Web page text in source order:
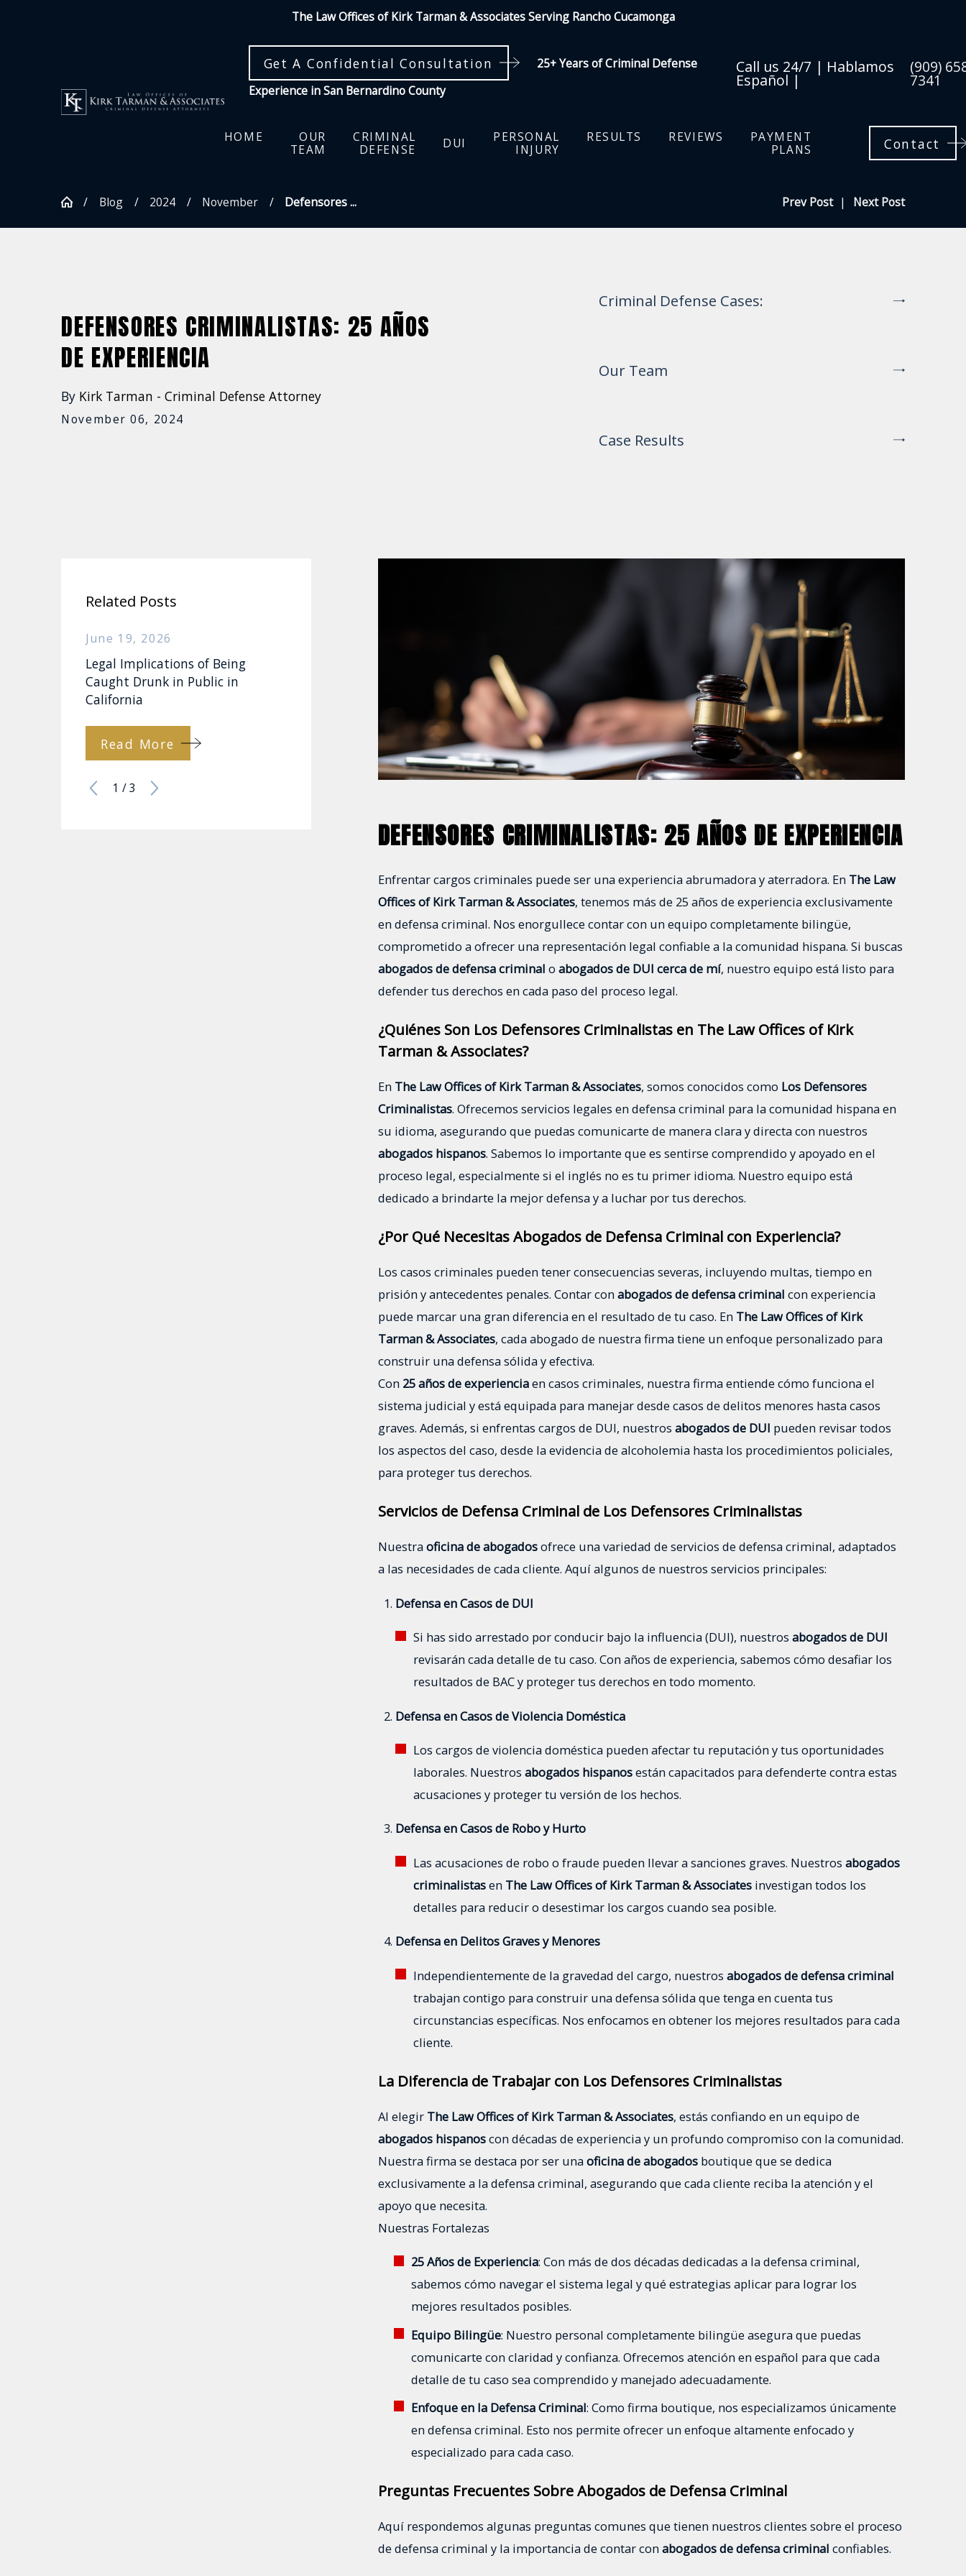
The Law Offices of Kirk Tarman & Associates Serving Rancho Cucamonga
Get A Confidential Consultation
25+ Years of Criminal Defense
Experience in San Bernardino County
Call us 24/7 | Hablamos
Español |
(909)
7341
HOME
OUR
TEAM
CRIMINAL
DEFENSE
DUI
PERSONAL
INJURY
RESULTS REVIEWS
PAYMENT
PLANS
Contact
Blog 2024 November Defensores ... Prev Post | Next Post
DEFENSORES CRIMINALISTAS: 25 AÑOS
DE EXPERIENCIA
By Kirk Tarman - Criminal Defense Attorney
November 06, 2024
Criminal Defense Cases:
Our Team
Case Results
DEFENSORES CRIMINALISTAS: 25 AÑOS DE EXPERIENCIA
Enfrentar cargos criminales puede ser una experiencia abrumadora y aterradora. En The Law
Offices of Kirk Tarman & Associates, tenemos más de 25 años de experiencia exclusivamente
en defensa criminal. Nos enorgullece contar con un equipo completamente bilingüe,
comprometido a ofrecer una representación legal confiable a la comunidad hispana. Si buscas
abogados de defensa criminal o abogados de DUI cerca de mí, nuestro equipo está listo para
defender tus derechos en cada paso del proceso legal.
¿Quiénes Son Los Defensores Criminalistas en The Law Offices of Kirk
Tarman & Associates?
En The Law Offices of Kirk Tarman & Associates, somos conocidos como Los Defensores
Criminalistas. Ofrecemos servicios legales en defensa criminal para la comunidad hispana en
su idioma, asegurando que puedas comunicarte de manera clara y directa con nuestros
abogados hispanos. Sabemos lo importante que es sentirse comprendido y apoyado en el
proceso legal, especialmente si el inglés no es tu primer idioma. Nuestro equipo está
dedicado a brindarte la mejor defensa y a luchar por tus derechos.
¿Por Qué Necesitas Abogados de Defensa Criminal con Experiencia?
Los casos criminales pueden tener consecuencias severas, incluyendo multas, tiempo en
prisión y antecedentes penales. Contar con abogados de defensa criminal con experiencia
puede marcar una gran diferencia en el resultado de tu caso. En The Law Offices of Kirk
Tarman & Associates, cada abogado de nuestra firma tiene un enfoque personalizado para
construir una defensa sólida y efectiva.
Con 25 años de experienciaen casos criminales, nuestra firma entiende cómo funciona el
sistema judicial y está equipada para manejar desde casos de delitos menores hasta casos
graves. Además, si enfrentas cargos de DUI, nuestros abogados de DUI pueden revisar todos
los aspectos del caso, desde la evidencia de alcoholemia hasta los procedimientos policiales,
para proteger tus derechos.
Servicios de Defensa Criminal de Los Defensores Criminalistas
Nuestra oficina de abogadosofrece una variedad de servicios de defensa criminal, adaptados
a las necesidades de cada cliente. Aquí algunos de nuestros servicios principales:
Defensa en Casos de DUI
Si has sido arrestado por conducir bajo la influencia (DUI), nuestrosabogados de DUI
revisarán cada detalle de tu caso. Con años de experiencia, sabemos cómo desafiar los
resultados de BAC y proteger tus derechos en todo momento.
Defensa en Casos de Violencia Doméstica
Los cargos de violencia doméstica pueden afectar tu reputación y tus oportunidades
laborales. Nuestrosabogados hispanosestán capacitados para defenderte contra estas
acusaciones y proteger tu versión de los hechos.
Defensa en Casos de Robo y Hurto
Las acusaciones de robo o fraude pueden llevar a sanciones graves. Nuestrosabogados
criminalistasen The Law Offices of Kirk Tarman & Associates investigan todos los
detalles para reducir o desestimar los cargos cuando sea posible.
Defensa en Delitos Graves y Menores
Independientemente de la gravedad del cargo, nuestrosabogados de defensa criminal
trabajan contigo para construir una defensa sólida que tenga en cuenta tus
circunstancias específicas. Nos enfocamos en obtener los mejores resultados para cada
cliente.
La Diferencia de Trabajar con Los Defensores Criminalistas
Al elegir The Law Offices of Kirk Tarman & Associates, estás confiando en un equipo de
abogados hispanoscon décadas de experiencia y un profundo compromiso con la comunidad.
Nuestra firma se destaca por ser una oficina de abogadosboutique que se dedica
exclusivamente a la defensa criminal, asegurando que cada cliente reciba la atención y el
apoyo que necesita.
Nuestras Fortalezas
25 Años de Experiencia: Con más de dos décadas dedicadas a la defensa criminal,
sabemos cómo navegar el sistema legal y qué estrategias aplicar para lograr los
mejores resultados posibles.
Equipo Bilingüe: Nuestro personal completamente bilingüe asegura que puedas
comunicarte con claridad y confianza. Ofrecemos atención en español para que cada
detalle de tu caso sea comprendido y manejado adecuadamente.
Enfoque en la Defensa Criminal: Como firma boutique, nos especializamos únicamente
en defensa criminal. Esto nos permite ofrecer un enfoque altamente enfocado y
especializado para cada caso.
Preguntas Frecuentes Sobre Abogados de Defensa Criminal
Aquí respondemos algunas preguntas comunes que tienen nuestros clientes sobre el proceso
de defensa criminal y la importancia de contar con abogados de defensa criminal confiables.
Related Posts
June 19, 2026
Legal Implications of Being
Caught Drunk in Public in
California
Read More
1 /3